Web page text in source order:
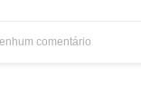
comentário